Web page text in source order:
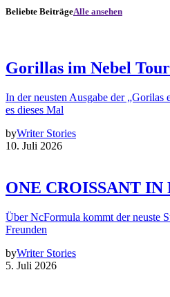
Beliebte BeiträgeAlle ansehen
Gorillas im Nebel
In der neusten Ausgabe der „Gorilas
es dieses Mal
byWriter Stories
10. Juli 2026
ONE CROISSANT IN
Über NcFormula kommt der neuste
Freunden
byWriter Stories
5. Juli 2026